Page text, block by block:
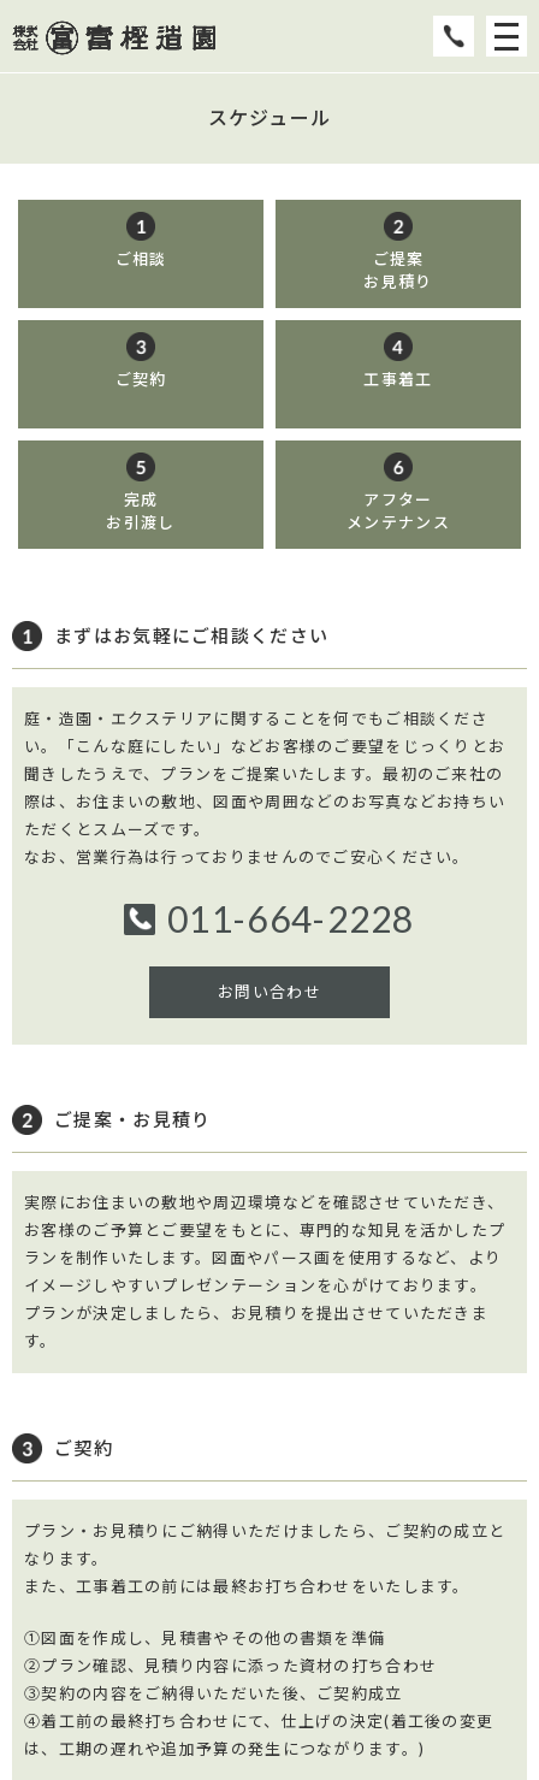
スケジュール
ご相談
ご提案
お見積り
ご契約 工事着工
完成
お引渡し
アフター
メンテナンス
まずはお気軽にご相談ください
庭・造園・エクステリアに関することを何でもご相談くださ
い。「こんな庭にしたい」などお客様のご要望をじっくりとお
聞きしたうえで、プランをご提案いたします。最初のご来社の
際は、お住まいの敷地、図面や周囲などのお写真などお持ちい
ただくとスムーズです。
なお、営業行為は行っておりませんのでご安心ください。
011-664-2228
お問い合わせ
ご提案・お見積り
実際にお住まいの敷地や周辺環境などを確認させていただき、
お客様のご予算とご要望をもとに、専門的な知見を活かしたプ
ランを制作いたします。図面やパース画を使用するなど、より
イメージしやすいプレゼンテーションを心がけております。
プランが決定しましたら、お見積りを提出させていただきま
す。
ご契約
プラン・お見積りにご納得いただけましたら、ご契約の成立と
なります。
また、工事着工の前には最終お打ち合わせをいたします。
①図面を作成し、見積書やその他の書類を準備
②プラン確認、見積り内容に添った資材の打ち合わせ
③契約の内容をご納得いただいた後、ご契約成立
④着工前の最終打ち合わせにて、仕上げの決定(着工後の変更
は、工期の遅れや追加予算の発生につながります。)